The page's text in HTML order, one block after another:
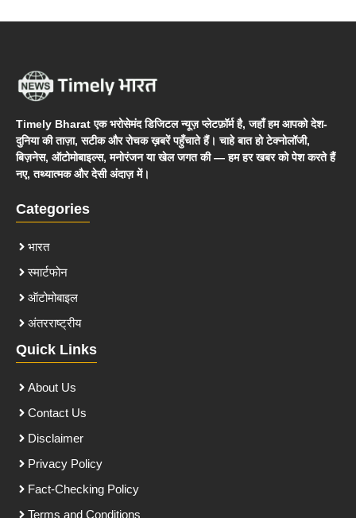
Timely Bharat एक भरोसेमंद डिजिटल न्यूज़ प्लेटफ़ॉर्म है, जहाँ हम आपको देश-
दुनिया की ताज़ा, सटीक और रोचक ख़बरें पहुँचाते हैं। चाहे बात हो टेक्नोलॉजी,
बिज़नेस, ऑटोमोबाइल्स, मनोरंजन या खेल जगत की — हम हर खबर को पेश करते हैं
नए, तथ्यात्मक और देसी अंदाज़ में।
Categories
भारत
स्मार्टफोन
ऑटोमोबाइल
अंतरराष्ट्रीय
Quick Links
About Us
Contact Us
Disclaimer
Privacy Policy
Fact-Checking Policy
Terms and Conditions